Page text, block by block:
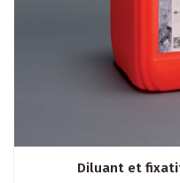
Diluant et